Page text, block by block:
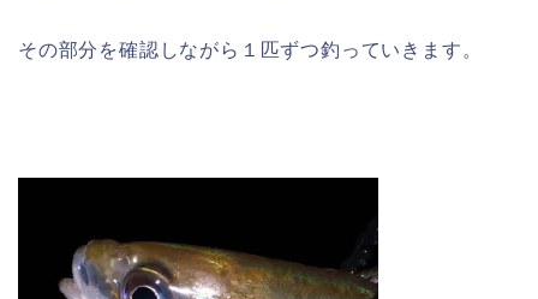
その部分を確認しながら１匹ずつ釣っていきます。